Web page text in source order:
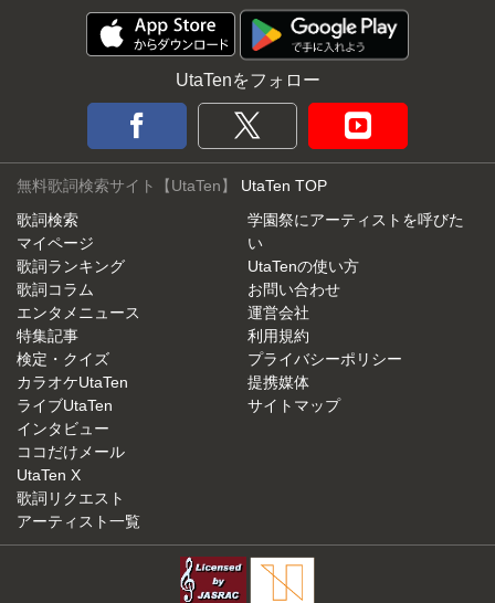
UtaTenをフォロー
無料歌詞検索サイト【UtaTen】 UtaTen TOP
歌詞検索
マイページ
歌詞ランキング
歌詞コラム
エンタメニュース
特集記事
検定・クイズ
カラオケUtaTen
ライブUtaTen
インタビュー
ココだけメール
UtaTen X
歌詞リクエスト
アーティスト一覧
学園祭にアーティストを呼びた
い
UtaTenの使い方
お問い合わせ
運営会社
利用規約
プライバシーポリシー
提携媒体
サイトマップ